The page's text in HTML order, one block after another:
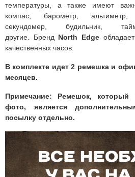
температуры, а также имеют
компас, барометр,
секундомер, будильник,
другие. Бренд North Edge
качественных часов.
В комплекте идет 2 ремешка и
месяцев.
Примечание: Ремешок, который
фото, является
посылку отдельно.